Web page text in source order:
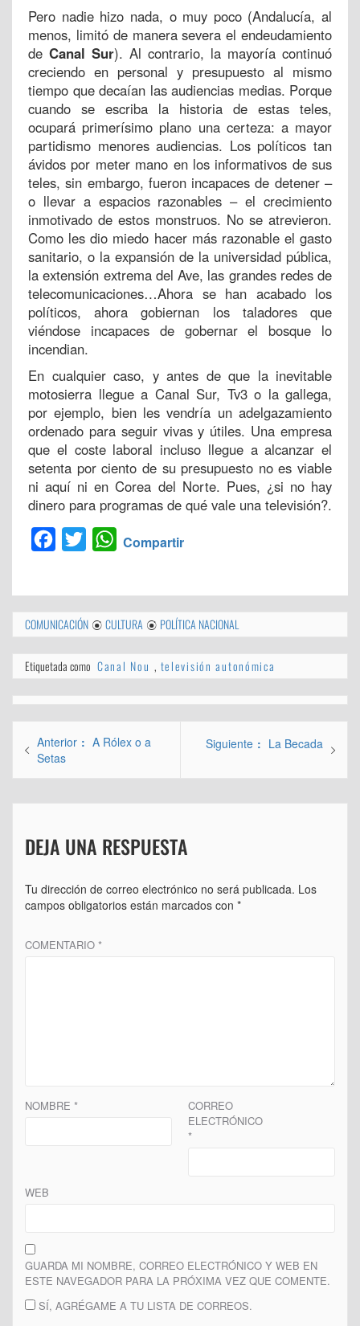
Pero nadie hizo nada, o muy poco (Andalucía, al
menos, limitó de manera severa el endeudamiento
de Canal Sur). Al contrario, la mayoría continuó
creciendo en personal y presupuesto al mismo
tiempo que decaían las audiencias medias. Porque
cuando se escriba la historia de estas teles,
ocupará primerísimo plano una certeza: a mayor
partidismo menores audiencias. Los políticos tan
ávidos por meter mano en los informativos de sus
teles, sin embargo, fueron incapaces de detener –
o llevar a espacios razonables – el crecimiento
inmotivado de estos monstruos. No se atrevieron.
Como les dio miedo hacer más razonable el gasto
sanitario, o la expansión de la universidad pública,
la extensión extrema del Ave, las grandes redes de
telecomunicaciones…Ahora se han acabado los
políticos, ahora gobiernan los taladores que
viéndose incapaces de gobernar el bosque lo
incendian.
En cualquier caso, y antes de que la inevitable
motosierra llegue a Canal Sur, Tv3 o la gallega,
por ejemplo, bien les vendría un adelgazamiento
ordenado para seguir vivas y útiles. Una empresa
que el coste laboral incluso llegue a alcanzar el
setenta por ciento de su presupuesto no es viable
ni aquí ni en Corea del Norte. Pues, ¿si no hay
dinero para programas de qué vale una televisión?.
Facebook
TwitterWhatsApp
Compartir
COMUNICACIÓN CULTURA POLÍTICA NACIONAL
Etiquetada como Canal Nou , televisión autonómica
Navegación
de
entradas
Anterior
Entrada
A Rólex o a
Setas
Siguiente
Entrada
La Becada
DEJA UNA RESPUESTA
Tu dirección de correo electrónico no será publicada. Los
campos obligatorios están marcados con *
COMENTARIO *
NOMBRE *
CORREO
ELECTRÓNICO
*
WEB
GUARDA MI NOMBRE, CORREO ELECTRÓNICO Y WEB EN
ESTE NAVEGADOR PARA LA PRÓXIMA VEZ QUE COMENTE.
SÍ, AGRÉGAME A TU LISTA DE CORREOS.